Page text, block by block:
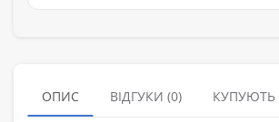
ОПИС ВІДГУКИ (0) КУПУЮТЬ